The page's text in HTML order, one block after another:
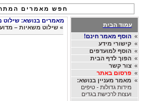
חפש מאמרים
עמוד הבית
»הוסף מאמר חינם!
»קישורי מידע
»הוסף למועדפים
»הפוך לדף הבית
»צור קשר
»פרסום באתר
» מאמר מעניין בנושא:
מידות גדולות - טיפים
ועצות לרכישת בגדים
מאמרים בנושא: שילוט
» שילוט משאיות –